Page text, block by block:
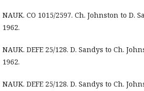
NAUK. CO 1015/2597. Ch. Johnston to D.
1962.
NAUK. DEFE 25/128. D. Sandys to Ch.
1962.
NAUK. DEFE 25/128. D. Sandys to Ch.